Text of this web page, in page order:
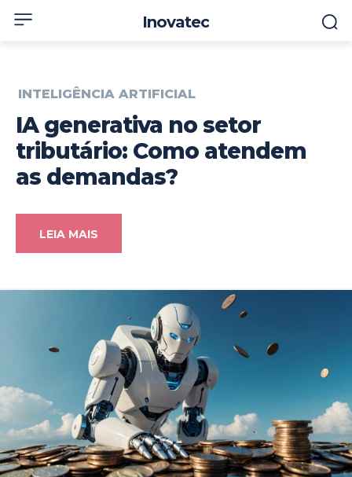
Inovatec
INTELIGÊNCIA ARTIFICIAL
IA generativa no setor
tributário: Como atendem
as demandas?
LEIA MAIS